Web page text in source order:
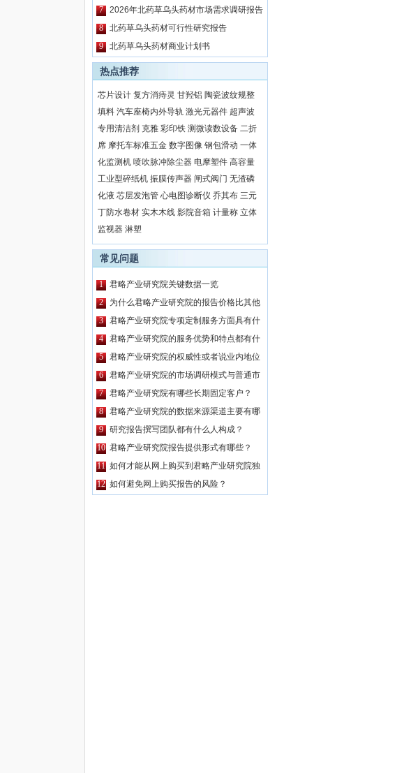
相关技术调研报告
7
2026年北药草乌头药材市场需求调研报告
8
北药草乌头药材可行性研究报告
9
北药草乌头药材商业计划书
热点推荐
芯片设计 复方消痔灵 甘羟铝 陶瓷波纹规整
填料 汽车座椅内外导轨 激光元器件 超声波
专用清洁剂 克雅 彩印铁 测微读数设备 二折
席 摩托车标准五金 数字图像 钢包滑动 一体
化监测机 喷吹脉冲除尘器 电摩塑件 高容量
工业型碎纸机 振膜传声器 闸式阀门 无渣磷
化液 芯层发泡管 心电图诊断仪 乔其布 三元
丁防水卷材 实木木线 影院音箱 计量称 立体
监视器 淋塑
常见问题
1
君略产业研究院关键数据一览
2
为什么君略产业研究院的报告价格比其他
公司都要高？
3
君略产业研究院专项定制服务方面具有什
么特点？
4
君略产业研究院的服务优势和特点都有什
么？
5
君略产业研究院的权威性或者说业内地位
如何？
6
君略产业研究院的市场调研模式与普通市
场调研主要区别有哪些？
7
君略产业研究院有哪些长期固定客户？
8
君略产业研究院的数据来源渠道主要有哪
些？
9
研究报告撰写团队都有什么人构成？
10 君略产业研究院报告提供形式有哪些？
11 如何才能从网上购买到君略产业研究院独
家原创的报告产品？
12 如何避免网上购买报告的风险？